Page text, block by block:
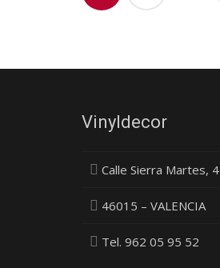
Vinyldecor
Calle Sierra Martes, 4
46015 – VALENCIA
Tel. 962 05 95 52